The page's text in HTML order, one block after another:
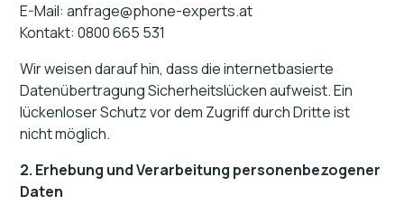
E-Mail: anfrage@phone-experts.at
Kontakt: 0800 665 531
Wir weisen darauf hin, dass die internetbasierte
Datenübertragung Sicherheitslücken aufweist. Ein
lückenloser Schutz vor dem Zugriff durch Dritte ist
nicht möglich.
2. Erhebung und Verarbeitung personenbezogener
Daten